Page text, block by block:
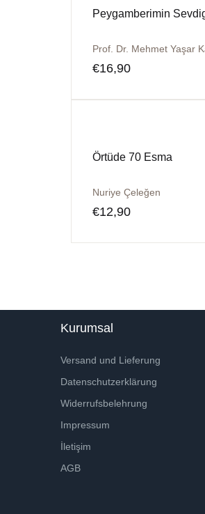
Peygamberimin
Prof. Dr. Mehmet Yaşar
€16,90
Örtüde 70 Esma
Nuriye Çeleğen
€12,90
Kurumsal
Versand und Lieferung
Datenschutzerklärung
Widerrufsbelehrung
Impressum
İletişim
AGB